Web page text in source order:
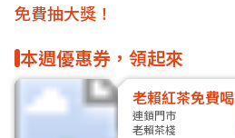
免費抽大獎！
本週優惠券，領起來
老賴紅茶免費喝
連鎖門市
老賴茶棧